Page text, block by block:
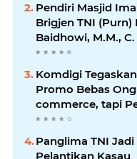
Pendiri Masjid
Brigjen TNI (Purn)
Baidhowi, M.M.,
Mengucapkan
1445 H
Komdigi
Promo Bebas
commerce, tapi
Kurir
Panglima TNI Jadi
Pelantikan Kasau